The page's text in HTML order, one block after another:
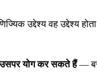
उद्देश्य वह उद्देश्य
योग कर सकते हैं— बस